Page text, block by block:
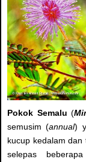
Pokok Semalu (
semusim (annual)
kucup kedalam
selepas